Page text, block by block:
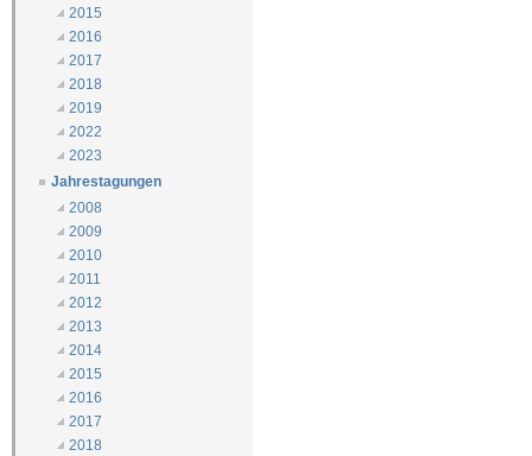
2015
2016
2017
2018
2019
2022
2023
Jahrestagungen
2008
2009
2010
2011
2012
2013
2014
2015
2016
2017
2018